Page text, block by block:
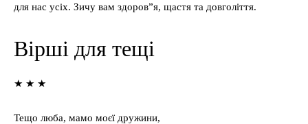
для нас усіх. Зичу вам здоров”я, щастя та довголіття.
Вірші для тещі
★ ★ ★
Тещо люба, мамо моєї дружини,